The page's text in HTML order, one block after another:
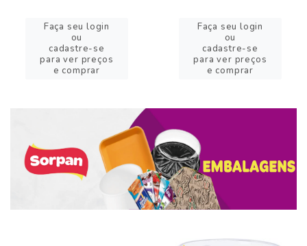
Faça seu login
ou
cadastre-se
para ver preços
e comprar
Faça seu login
ou
cadastre-se
para ver preços
e comprar